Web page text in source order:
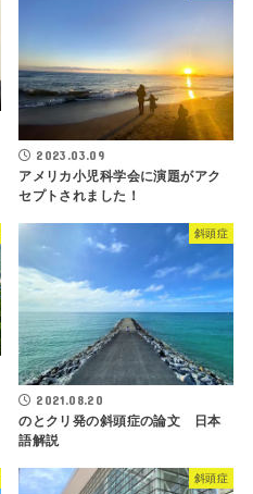
2023.03.09
アメリカ小児科学会に演題がアク
セプトされました！
斜頭症
2021.08.20
のとクリ発の斜頭症の論文 日本
語解説
斜頭症